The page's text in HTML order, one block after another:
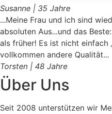
Susanne | 35 Jahre
...Meine Frau und ich sind
absoluten Aus...und das
als früher! Es ist nicht einfach
vollkommen andere Qualität...
Torsten | 48 Jahre
Über Uns
Seit 2008 unterstützen wir